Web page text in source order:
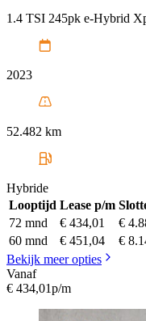
1.4 TSI 245pk e-Hybrid
2023
52.482 km
Hybride
Looptijd Lease p/m
72 mnd
€ 434,01
€
60 mnd
€ 451,04
€
Bekijk meer opties
Vanaf
€ 434,01p/m